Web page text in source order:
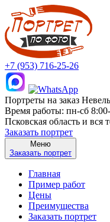
+7 (953) 716-25-26
Портреты на заказ Невель
Время работы: пн-сб
Псковская область и вся
Заказать портрет
Меню
Заказать портрет
Главная
Пример работ
Цены
Преимущества
Заказать портрет